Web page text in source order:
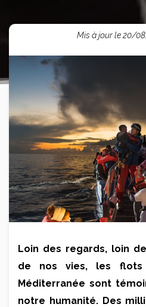
Mis à jour le 20/
Loin des regards, loin
de nos vies, les
Méditerranée sont
notre humanité. Des